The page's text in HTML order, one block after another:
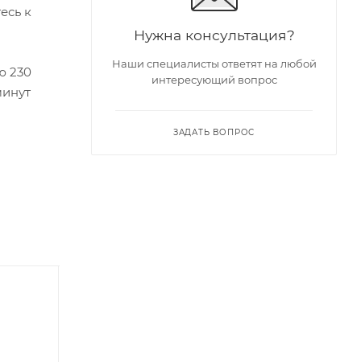
к
230
Нужна консультация?
Наши специалисты ответят на любой
интересующий вопрос
ЗАДАТЬ ВОПРОС